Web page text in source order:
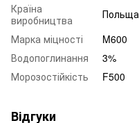
Країна
виробництва
Польща
Марка міцності
M600
Водопоглинання
3%
Морозостійкість
F500
Відгуки